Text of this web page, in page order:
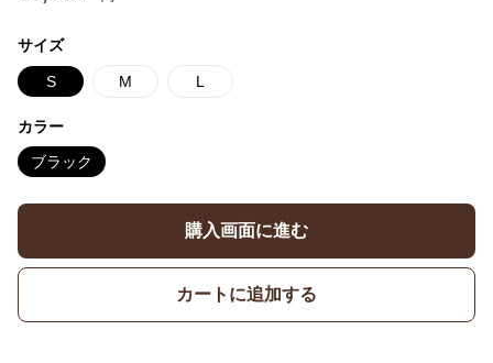
サイズ
S M L
カラー
ブラック
購入画面に進む
カートに追加する